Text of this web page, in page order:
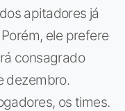
apitadores já
ele prefere
consagrado
dezembro.
os times.